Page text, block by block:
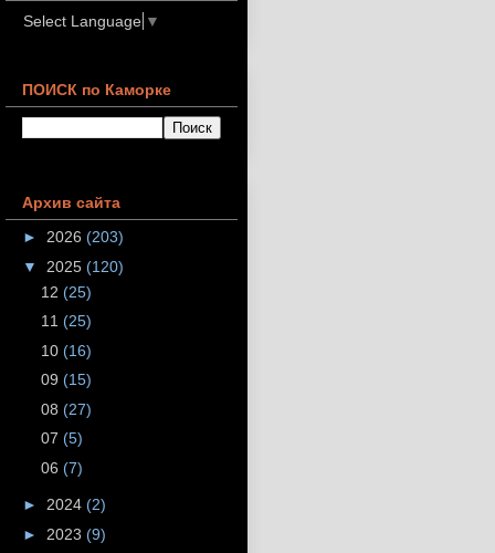
Select Language ▼
ПОИСК по Каморке
Архив сайта
► 2026 (203)
▼ 2025 (120)
12 (25)
11 (25)
10 (16)
09 (15)
08 (27)
07 (5)
06 (7)
► 2024 (2)
► 2023 (9)